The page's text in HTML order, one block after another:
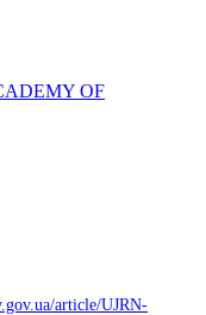
OF
article/UJRN-